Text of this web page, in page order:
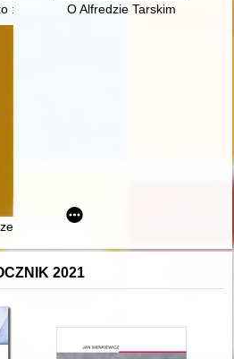
: storia di una vitaO Alfredzie Tarskim
o Stanisławie Żenczykowskim -
2021